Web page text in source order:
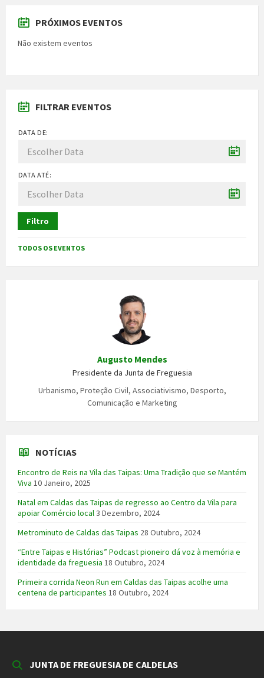
PRÓXIMOS EVENTOS
Não existem eventos
FILTRAR EVENTOS
DATA DE:
DATA ATÉ:
Filtro
TODOS OS EVENTOS
Augusto Mendes
Presidente da Junta de Freguesia
Urbanismo, Proteção Civil, Associativismo, Desporto,
Comunicação e Marketing
NOTÍCIAS
Encontro de Reis na Vila das Taipas: Uma Tradição que se Mantém
Viva 10 Janeiro, 2025
Natal em Caldas das Taipas de regresso ao Centro da Vila para
apoiar Comércio local3 Dezembro, 2024
Metrominuto de Caldas das Taipas 28 Outubro, 2024
“Entre Taipas e Histórias” Podcast pioneiro dá voz à memória e
identidade da freguesia 18 Outubro, 2024
Primeira corrida Neon Run em Caldas das Taipas acolhe uma
centena de participantes 18 Outubro, 2024
JUNTA DE FREGUESIA DE CALDELAS